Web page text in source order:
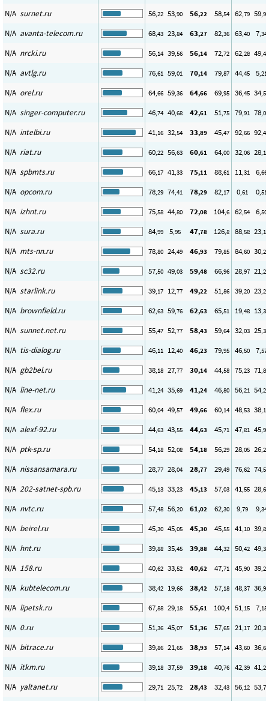
N/A surnet.ru 56,22 53,90 56,22 58,54 62,79 59,96
N/A avanta-telecom.ru 68,43 23,84 63,27 82,36 63,40 7,34
N/A nrcki.ru 56,14 39,56 56,14 72,72 62,28 49,44
N/A avtlg.ru 76,61 59,01 70,14 79,87 44,45 5,21
N/A orel.ru 64,66 59,36 64,66 69,95 36,45 34,52
N/A singer-computer.ru 46,74 40,68 42,61 51,75 79,91 78,01
N/A intelbi.ru 41,16 32,54 33,89 45,47 92,66 92,45
N/A riat.ru 60,22 56,63 60,61 64,00 32,06 28,10
N/A spbmts.ru 66,17 41,33 75,11 88,61 11,31 6,66
N/A opcom.ru 78,29 74,41 78,29 82,17 0,61 0,51
N/A izhnt.ru 75,58 44,80 72,08 104,6 62,54 6,50
N/A sura.ru 84,99 5,95 47,78 126,8 88,58 23,12
N/A mts-nn.ru 78,80 24,49 46,93 79,85 84,60 30,25
N/A sc32.ru 57,50 49,03 59,48 66,96 28,97 21,22
N/A starlink.ru 39,17 12,77 49,22 51,86 39,20 23,27
N/A brownfield.ru 62,63 59,76 62,63 65,51 19,48 13,34
N/A sunnet.net.ru 55,47 52,77 58,43 59,64 32,03 25,39
N/A tis-dialog.ru 46,11 12,40 46,23 79,95 46,50 7,57
N/A gb2bel.ru 38,18 27,77 30,14 44,58 75,23 71,89
N/A line-net.ru 41,24 35,69 41,24 46,80 56,21 54,23
N/A flex.ru 60,04 49,57 49,66 60,14 48,53 38,15
N/A alexf-92.ru 44,63 43,55 44,63 45,71 47,81 45,99
N/A ptk-sp.ru 54,18 52,08 54,18 56,29 28,05 26,26
N/A nissansamara.ru 28,77 28,04 28,77 29,49 76,62 74,59
N/A 202-satnet-spb.ru 45,13 33,23 45,13 57,03 41,55 28,63
N/A nvtc.ru 57,48 56,20 61,02 62,30 9,79 9,34
N/A beirel.ru 45,30 45,05 45,30 45,55 41,10 39,89
N/A hnt.ru 39,88 35,45 39,88 44,32 50,42 49,33
N/A 158.ru 40,62 33,52 40,62 47,71 45,90 39,23
N/A kubtelecom.ru 38,42 19,66 38,42 57,18 48,37 36,94
N/A lipetsk.ru 67,88 29,18 55,61 100,4 51,15 7,18
N/A 0.ru 51,36 45,07 51,36 57,65 21,17 20,33
N/A bitrace.ru 39,86 21,65 38,93 57,14 43,60 36,64
N/A itkm.ru 39,18 37,59 39,18 40,76 42,39 41,23
N/A yaltanet.ru 29,71 25,72 28,43 32,43 56,12 53,77